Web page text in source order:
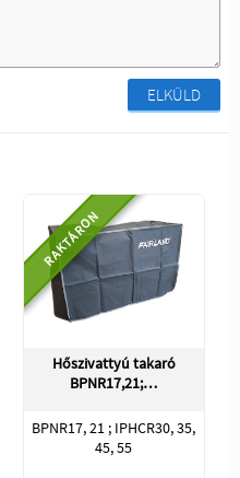
ELKÜLD
RAKTÁRON
Hőszivattyú takaró
BPNR17,21;…
BPNR17, 21 ; IPHCR30, 35,
45, 55